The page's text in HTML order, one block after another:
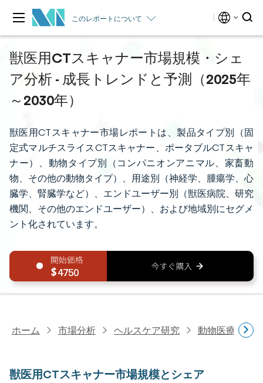
このレポートについて
獣医用CTスキャナー市場規模・シェ
ア分析 - 成長トレンドと予測（2025年
～2030年）
獣医用CTスキャナー市場レポートは、製品タイプ別（固
定式マルチスライスCTスキャナー、ポータブルCTスキャ
ナー）、動物タイプ別（コンパニオンアニマル、家畜動
物、その他の動物タイプ）、用途別（神経学、腫瘍学、心
臓学、腎臓学など）、エンドユーザー別（獣医病院、研究
機関、その他のエンドユーザー）、および地域別にセグメ
ント化されています。
4750
ホーム 市場分析 ヘルスケア研究 動物医療研究
獣医用CTスキャナー市場規模とシェア